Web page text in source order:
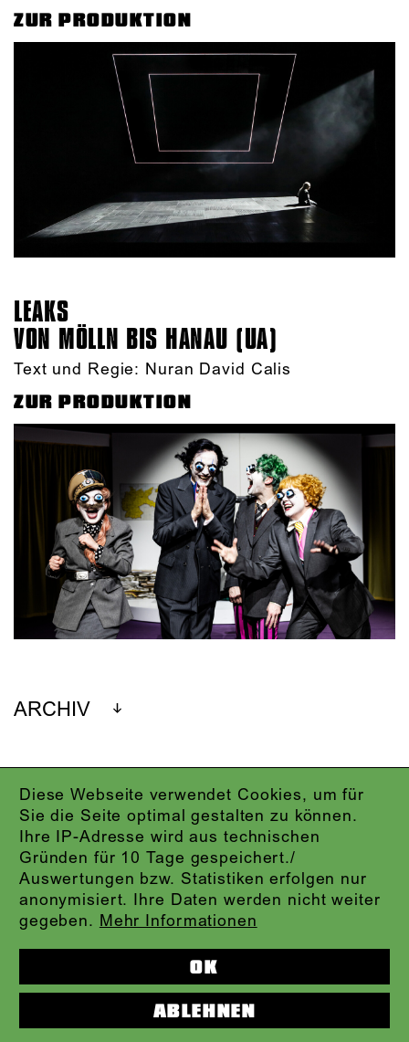
Diese Webseite verwendet Cookies, um für
Sie die Seite optimal gestalten zu können.
Ihre IP-Adresse wird aus technischen
Gründen für 10 Tage gespeichert./
Auswertungen bzw. Statistiken erfolgen nur
anonymisiert. Ihre Daten werden nicht weiter
gegeben. Mehr Informationen
OK
ABLEHNEN
ZUR PRODUKTION
LEAKS
VON MÖLLN BIS HANAU (UA)
Text und Regie: Nuran David Calis
ZUR PRODUKTION
ARCHIV
IMPRESSUM
DATENSCHUTZ
AGB
KONTAKT
ABO-LOGIN
PRESSE